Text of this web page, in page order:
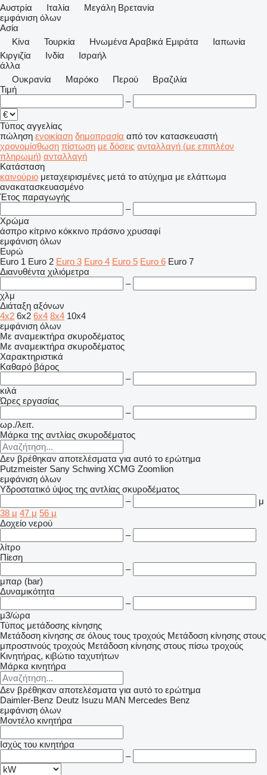
Αυστρία
Ιταλία
Μεγάλη Βρετανία
εμφάνιση όλων
Ασία
Κίνα
Τουρκία Hνωμένα Αραβικά Εμιράτα
Ιαπωνία
Κιργιζία
Ινδία
Ισραήλ
άλλα
Ουκρανία
Μαρόκο Περού
Βραζιλία
Τιμή
–
Τύπος αγγελίας
πώληση ενοικίαση δημοπρασία από τον κατασκευαστή
χρονομίσθωση πίστωση με δόσεις ανταλλαγή (με επιπλέον
πληρωμή) ανταλλαγή
Κατάσταση
καινούριο μεταχειρισμένες μετά το ατύχημα με ελάττωμα
ανακατασκευασμένο
Έτος παραγωγής
–
Χρώμα
άσπρο κίτρινο κόκκινο πράσινο χρυσαφί
εμφάνιση όλων
Ευρώ
Euro 1 Euro 2 Euro 3 Euro 4 Euro 5 Euro 6 Euro 7
Διανυθέντα χιλιόμετρα
–
χλμ
Διάταξη αξόνων
4x2 6x2 6x4 8x4 10x4
εμφάνιση όλων
Με αναμεικτήρα σκυροδέματος
Με αναμεικτήρα σκυροδέματος
Χαρακτηριστικά
Καθαρό βάρος
–
κιλά
Ώρες εργασίας
–
ωρ./λειτ.
Μάρκα της αντλίας σκυροδέματος
Δεν βρέθηκαν αποτελέσματα για αυτό το ερώτημα
Putzmeister Sany Schwing XCMG Zoomlion
εμφάνιση όλων
Υδροστατικό ύψος της αντλίας σκυροδέματος
–
μ
38 μ 47 μ 56 μ
Δοχείο νερού
–
λίτρο
Πίεση
–
μπαρ (bar)
Δυναμικότητα
–
μ3/ώρα
Τύπος μετάδοσης κίνησης
Μετάδοση κίνησης σε όλους τους τροχούς Μετάδοση κίνησης στους
μπροστινούς τροχούς Μετάδοση κίνησης στους πίσω τροχούς
Κινητήρας, κιβώτιο ταχυτήτων
Μάρκα κινητήρα
Δεν βρέθηκαν αποτελέσματα για αυτό το ερώτημα
Daimler-Benz Deutz Isuzu MAN Mercedes Benz
εμφάνιση όλων
Μοντέλο κινητήρα
Ισχύς του κινητήρα
–